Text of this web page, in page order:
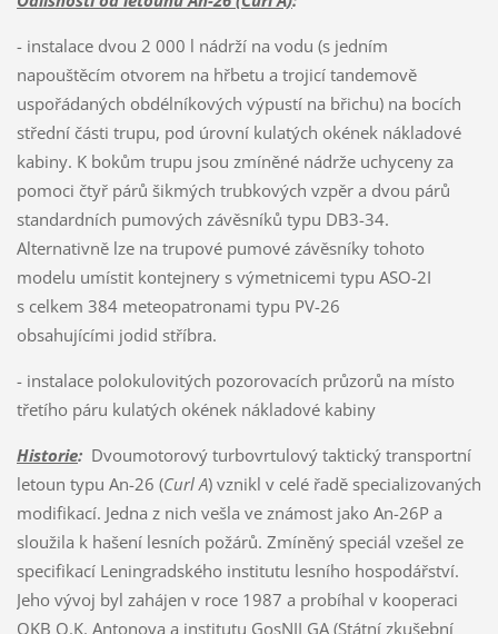
- instalace dvou 2 000 l nádrží na vodu (s jedním
napouštěcím otvorem na hřbetu a trojicí tandemově
uspořádaných obdélníkových výpustí na břichu) na bocích
střední části trupu, pod úrovní kulatých okének nákladové
kabiny. K bokům trupu jsou zmíněné nádrže uchyceny za
pomoci čtyř párů šikmých trubkových vzpěr a dvou párů
standardních pumových závěsníků typu DB3-34.
Alternativně lze na trupové pumové závěsníky tohoto
modelu umístit kontejnery s výmetnicemi typu ASO-2I
s celkem 384 meteopatronami typu PV-26
obsahujícími jodid stříbra.
- instalace polokulovitých pozorovacích průzorů na místo
třetího páru kulatých okének nákladové kabiny
Historie:Dvoumotorový turbovrtulový taktický transportní
letoun typu An-26 (Curl A) vznikl v celé řadě specializovaných
modifikací. Jedna z nich vešla ve známost jako An-26P a
sloužila k hašení lesních požárů. Zmíněný speciál vzešel ze
specifikací Leningradského institutu lesního hospodářství.
Jeho vývoj byl zahájen v roce 1987 a probíhal v kooperaci
OKB O.K. Antonova a institutu GosNII GA (Státní zkušební